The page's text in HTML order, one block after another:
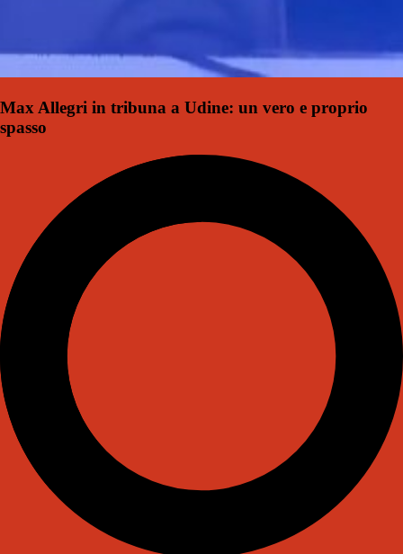
Max Allegri in tribuna a Udine: un vero e proprio
spasso